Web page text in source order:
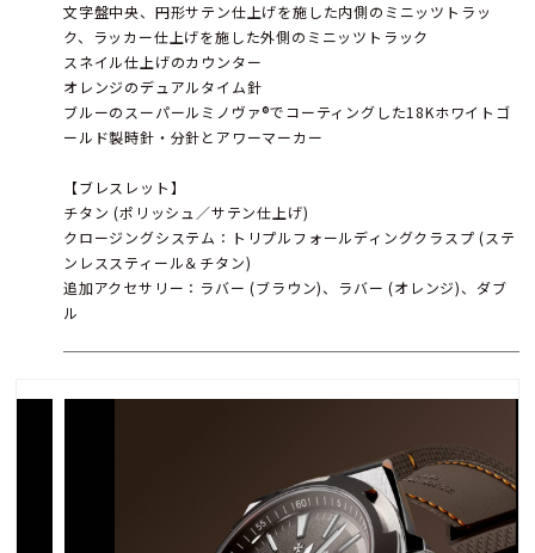
文字盤中央、円形サテン仕上げを施した内側のミニッツトラッ
ク、ラッカー仕上げを施した外側のミニッツトラック
スネイル仕上げのカウンター
オレンジのデュアルタイム針
ブルーのスーパールミノヴァ®でコーティングした18Kホワイトゴ
ールド製時針・分針とアワーマーカー
【ブレスレット】
チタン (ポリッシュ／サテン仕上げ)
クロージングシステム：トリプルフォールディングクラスプ (ステ
ンレススティール＆チタン)
追加アクセサリー：ラバー (ブラウン)、ラバー (オレンジ)、ダブ
ル